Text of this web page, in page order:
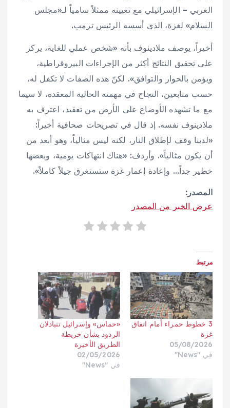
العربي – الإسرائيلي مع تعيينه ممثلاً سامياً لـ«مجلس
السلام» لغزة، الذي أسسه الرئيس ترمب.
أخيراً، يوصف ملادينوف بأنه «شخص عملي للغاية، يركز
على تحقيق النتائج أكثر من الإجراءات البيروقراطية،
ويؤمن بالحوار والتوافق». لكنّ هذه الصفات لا تكفل له،
حسب متابعين، النجاح في مهمته الحالية المعقدة، لا سيما
مع ما تشهده الأوضاع على الأرض من تعقيد، اعترف به
ملادينوف نفسه. إذ قال في تصريحات صحافية أخيراً:
«لدينا وقف لإطلاق النار، لكنه ليس مثالياً، وهو أبعد من
أن يكون مثالياً». وأردف: «هناك انتهاكات يومية، وبعضها
خطير جداً… وإعادة إعمار غزة ستستغرق جيلاً كاملاً».
المصدر:
عرض الخبر من المصدر
مرتبط
3 خطوط حمراء أمام اتفاق
غزة
05/08/2026
في "News"
«حماس» وإسرائيل تتبادلان
الردود بشأن خريطة
الطريق الأخيرة
02/05/2026
في "News"